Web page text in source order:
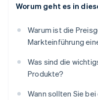
Worum geht es in
Warum ist die
Markteinführung
Was sind die
Produkte?
Wann sollten Sie